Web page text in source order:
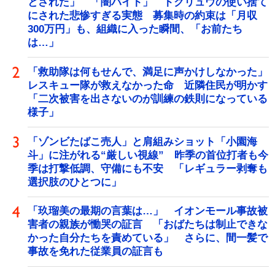
にされた悲惨すぎる実態 募集時の約束は「月収
300万円」も、組織に入った瞬間、「お前たち
は…」
「救助隊は何もせんで、満足に声かけしなかった」
レスキュー隊が救えなかった命 近隣住民が明かす
「二次被害を出さないのが訓練の鉄則になっている
様子」
「ゾンビたばこ売人」と肩組みショット「小園海
斗」に注がれる“厳しい視線” 昨季の首位打者も今
季は打撃低調、守備にも不安 「レギュラー剥奪も
選択肢のひとつに」
「玖瑠美の最期の言葉は…」 イオンモール事故被
害者の親族が慟哭の証言 「おばたちは制止できな
かった自分たちを責めている」 さらに、間一髪で
事故を免れた従業員の証言も